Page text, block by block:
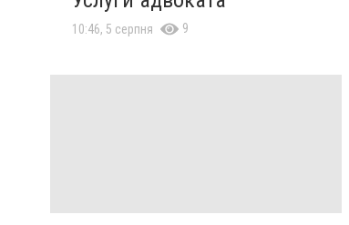
10:46, 5 серпня 9